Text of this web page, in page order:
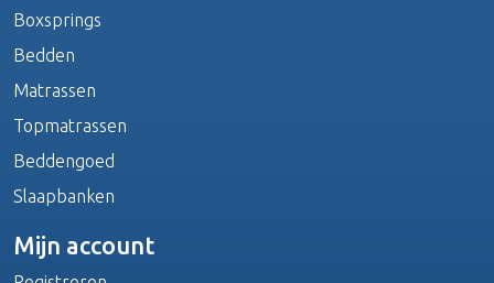
Boxsprings
Bedden
Matrassen
Topmatrassen
Beddengoed
Slaapbanken
Mijn account